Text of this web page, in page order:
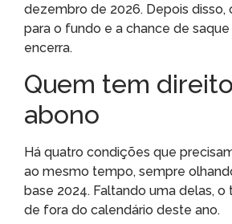
dezembro de 2026. Depois disso,
para o fundo e a chance de
encerra.
Quem tem
abono
Há quatro condições que
ao mesmo tempo, sempre
base 2024. Faltando uma delas, o
de fora do calendário deste ano.